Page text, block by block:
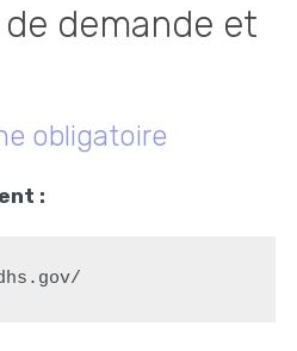
demande et
obligatoire
: